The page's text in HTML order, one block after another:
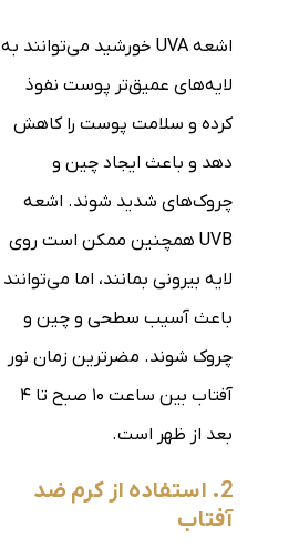
اشعه UVA خورشید می‌توانند به
لایه‌های عمیق‌تر پوست نفوذ
کرده و سلامت پوست را کاهش
دهد و باعث ایجاد چین و
چروک‌های شدید شوند. اشعه
UVB همچنین ممکن است روی
لایه بیرونی بمانند، اما می‌توانند
باعث آسیب سطحی و چین و
چروک شوند. مضرترین زمان نور
آفتاب بین ساعت ۱۰ صبح تا ۴
بعد از ظهر است.
2. استفاده از کرم ضد
آفتاب